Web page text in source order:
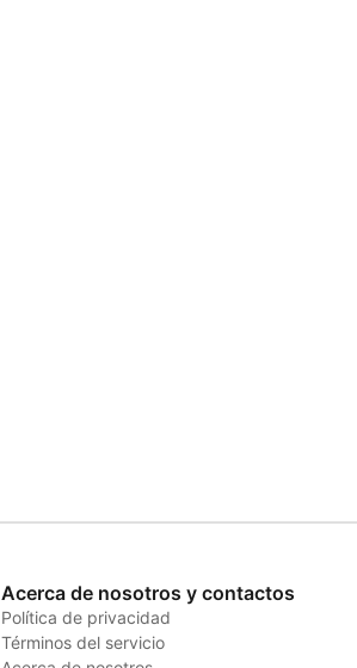
Acerca de nosotros y contactos
Política de privacidad
Términos del servicio